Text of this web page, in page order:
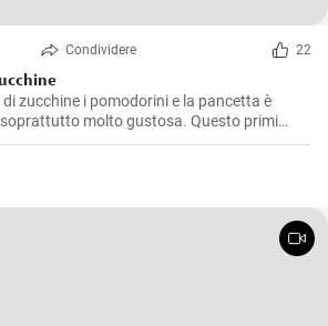
Condividere 22
zucchine i pomodorini e la pancetta è
soprattutto molto gustosa. Questo primi
alla crema di zucchine, “fresco” grazie
vista l'aggiunta della pancetta.